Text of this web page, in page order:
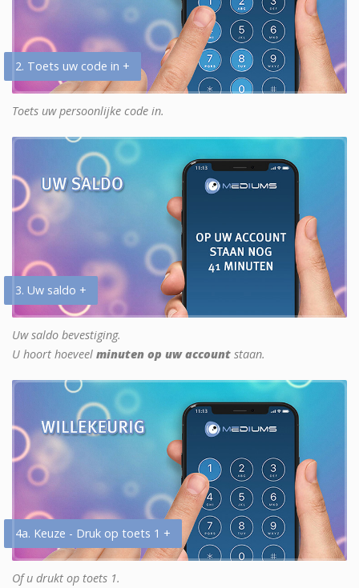
2. Toets uw code in +
Toets uw persoonlijke code in.
3. Uw saldo +
Uw saldo bevestiging.
U hoort hoeveel minuten op uw account staan.
4a. Keuze - Druk op toets 1 +
Of u drukt op toets 1.